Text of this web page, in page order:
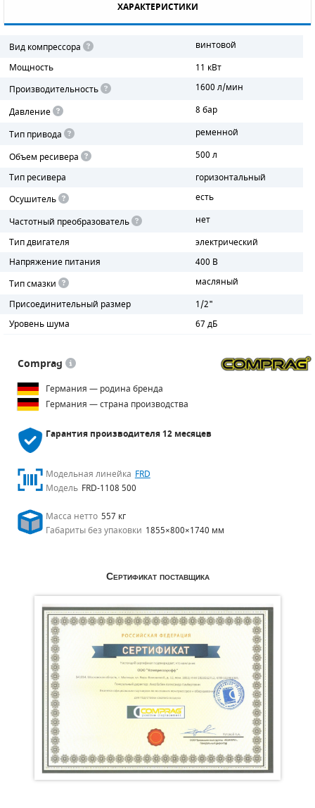
ХАРАКТЕРИСТИКИ
Вид компрессора
винтовой
Мощность
11 кВт
Производительность
1600 л/мин
Давление
8 бар
Тип привода
ременной
Объем ресивера
500 л
Тип ресивера
горизонтальный
Осушитель
есть
Частотный преобразователь
нет
Тип двигателя
электрический
Напряжение питания
400 В
Тип смазки
масляный
Присоединительный размер
1/2"
Уровень шума
67 дБ
Comprag
Германия — родина бренда
Германия — страна производства
Гарантия производителя12 месяцев
Модельная линейка FRD
Модель FRD-1108 500
Масса нетто 557 кг
Габариты без упаковки 1855×800×1740 мм
Сертификат поставщика
ФИЛЬТРЫ ТОПЛИВНЫЕ
РАДИАТОРЫ
ПОДШИПНИКИ
ПОРШНЕВЫЕ БЛОКИ
ДЕТАЛИ ПОРШНЕВЫХ КОМПРЕССОРОВ
ДЕТАЛИ НАСОСНОЙ ЧАСТИ
ШЛАНГИ ДЛЯ МОТОПОМП
ДЛЯ ВАКУУМНЫХ НАСОСОВ